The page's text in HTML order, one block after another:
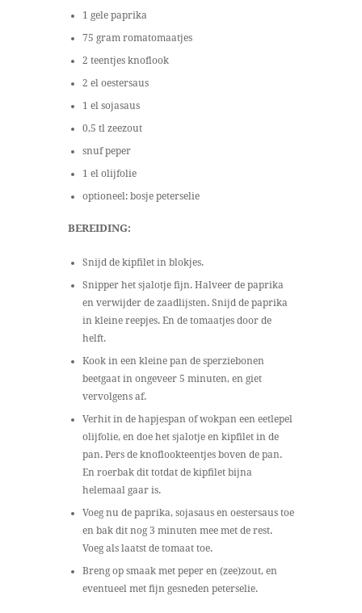
1 gele paprika
75 gram romatomaatjes
2 teentjes knoflook
2 el oestersaus
1 el sojasaus
0,5 tl zeezout
snuf peper
1 el olijfolie
optioneel: bosje peterselie
BEREIDING:
Snijd de kipfilet in blokjes.
Snipper het sjalotje fijn. Halveer de paprika
en verwijder de zaadlijsten. Snijd de paprika
in kleine reepjes. En de tomaatjes door de
helft.
Kook in een kleine pan de sperziebonen
beetgaat in ongeveer 5 minuten, en giet
vervolgens af.
Verhit in de hapjespan of wokpan een eetlepel
olijfolie, en doe het sjalotje en kipfilet in de
pan. Pers de knoflookteentjes boven de pan.
En roerbak dit totdat de kipfilet bijna
helemaal gaar is.
Voeg nu de paprika, sojasaus en oestersaus toe
en bak dit nog 3 minuten mee met de rest.
Voeg als laatst de tomaat toe.
Breng op smaak met peper en (zee)zout, en
eventueel met fijn gesneden peterselie.